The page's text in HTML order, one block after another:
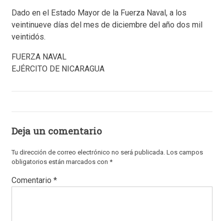
Dado en el Estado Mayor de la Fuerza Naval, a los
veintinueve días del mes de diciembre del año dos mil
veintidós.
FUERZA NAVAL
EJÉRCITO DE NICARAGUA
Deja un comentario
Tu dirección de correo electrónico no será publicada. Los campos
obligatorios están marcados con *
Comentario *